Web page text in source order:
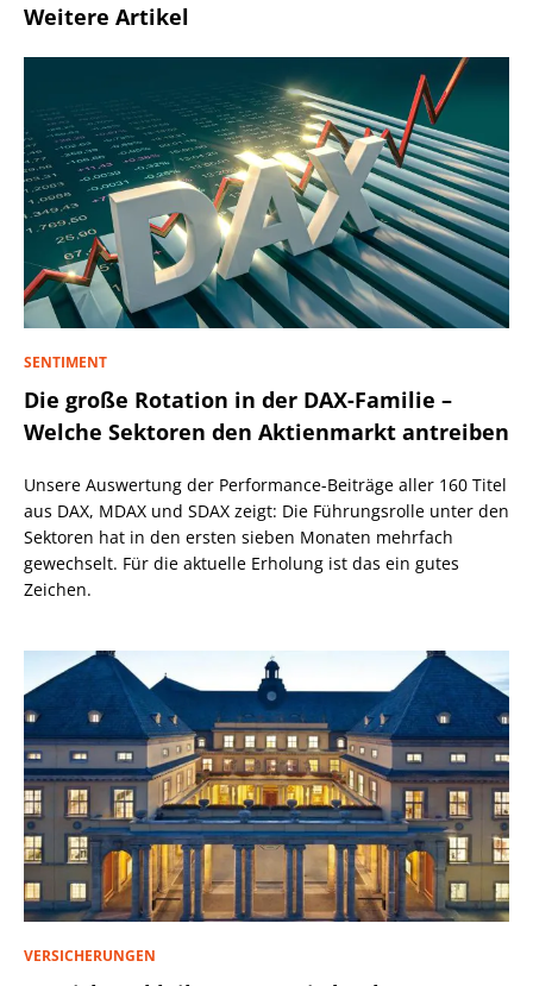
Weitere Artikel
SENTIMENT
Die große Rotation in der DAX-Familie –
Welche Sektoren den Aktienmarkt antreiben
Unsere Auswertung der Performance-Beiträge aller 160 Titel
aus DAX, MDAX und SDAX zeigt: Die Führungsrolle unter den
Sektoren hat in den ersten sieben Monaten mehrfach
gewechselt. Für die aktuelle Erholung ist das ein gutes
Zeichen.
VERSICHERUNGEN